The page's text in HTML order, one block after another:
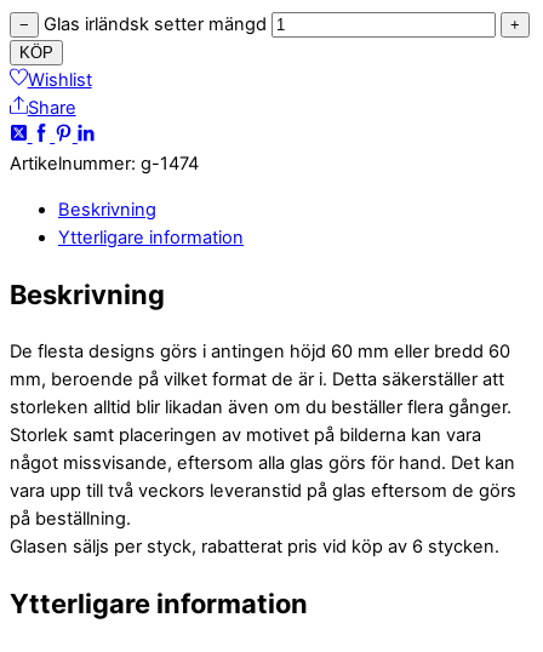
− Glas irländsk setter mängd
+
KÖP
Wishlist
Share
Artikelnummer: g-1474
Beskrivning
Ytterligare information
Beskrivning
De flesta designs görs i antingen höjd 60 mm eller bredd 60
mm, beroende på vilket format de är i. Detta säkerställer att
storleken alltid blir likadan även om du beställer flera gånger.
Storlek samt placeringen av motivet på bilderna kan vara
något missvisande, eftersom alla glas görs för hand. Det kan
vara upp till två veckors leveranstid på glas eftersom de görs
på beställning.
Glasen säljs per styck, rabatterat pris vid köp av 6 stycken.
Ytterligare information